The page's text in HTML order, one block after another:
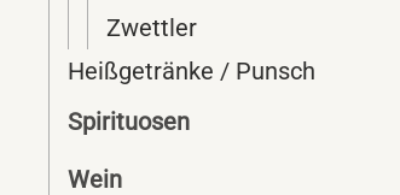
Zwettler
Heißgetränke / Punsch
Spirituosen
Wein